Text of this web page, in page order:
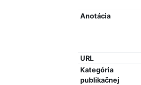
Anotácia
URL
Kategória
publikačnej